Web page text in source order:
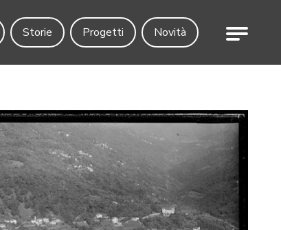
Storie Progetti Novità Menu